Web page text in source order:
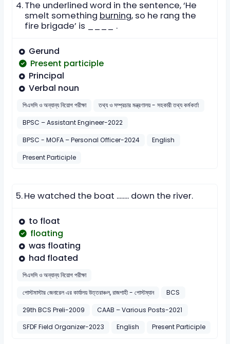
4.The underlined word in the sentence, ‘He
smelt something burning, so he rang the
fire brigade’ is ____ .
Gerund
Present participle
Principal
Verbal noun
পিএসসি ও অন্যান্য নিয়োগ পরীক্ষা
তথ্য ও সম্প্রচার মন্ত্রণালয় - সহকারী তথ্য কর্মকর্তা
BPSC – Assistant Engineer-2022
BPSC - MOFA – Personal Officer-2024
English
Present Participle
5.He watched the boat ........ down the river.
to float
floating
was floating
had floated
পিএসসি ও অন্যান্য নিয়োগ পরীক্ষা
পোস্টমাস্টার জেনারেল এর কার্যালয় উত্তরাঞ্চল, রাজশাহী - পোস্টম্যান
BCS
29th BCS Preli-2009
CAAB – Various Posts-2021
SFDF Field Organizer-2023
English Present Participle